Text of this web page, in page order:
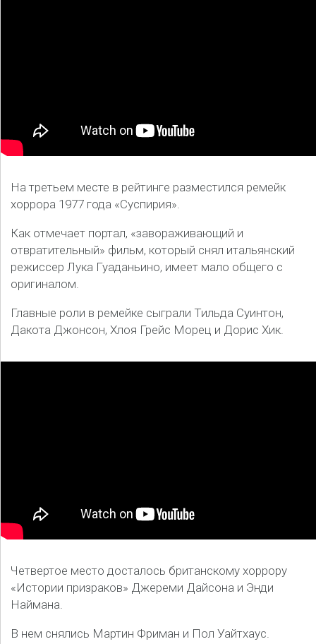
На третьем месте в рейтинге разместился ремейк
хоррора 1977 года «Суспирия».
Как отмечает портал, «завораживающий и
отвратительный» фильм, который снял итальянский
режиссер Лука Гуаданьино, имеет мало общего с
оригиналом.
Главные роли в ремейке сыграли Тильда Суинтон,
Дакота Джонсон, Хлоя Грейс Морец и Дорис Хик.
Четвертое место досталось британскому хоррору
«Истории призраков» Джереми Дайсона и Энди
Наймана.
В нем снялись Мартин Фриман и Пол Уайтхаус.